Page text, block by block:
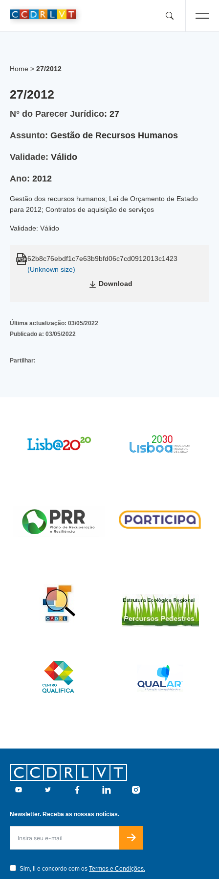
Home > 27/2012
27/2012
N° do Parecer Jurídico: 27
Assunto: Gestão de Recursos Humanos
Validade: Válido
Ano: 2012
Gestão dos recursos humanos; Lei de Orçamento de Estado
para 2012; Contratos de aquisição de serviços
Validade: Válido
62b8c76ebdf1c7e63b9bfd06c7cd0912013c1423
(Unknown size)
Download
Última actualização: 03/05/2022
Publicado a: 03/05/2022
Partilhar:
Footer
Youtube Twitter Facebook Linkedin Instagram
Newsletter. Receba as nossas notícias.
Sim, li e concordo com os Termos e Condições.